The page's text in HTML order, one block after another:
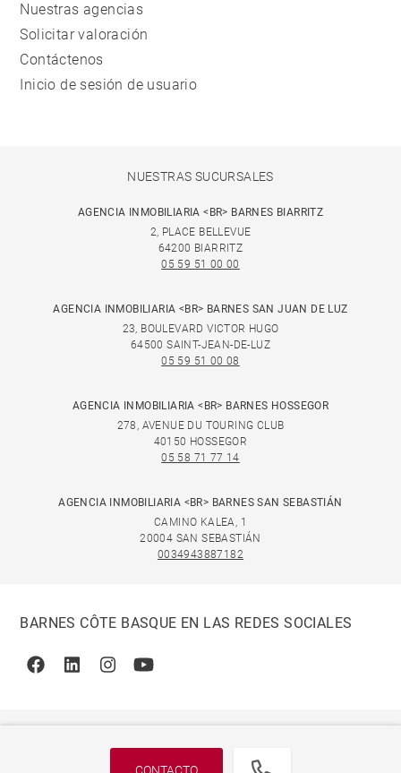
CONTACTO
Nuestras agencias
Solicitar valoración
Contáctenos
Inicio de sesión de usuario
NUESTRAS SUCURSALES
AGENCIA INMOBILIARIA <BR> BARNES BIARRITZ
2, PLACE BELLEVUE
64200 BIARRITZ
05 59 51 00 00
AGENCIA INMOBILIARIA <BR> BARNES SAN JUAN DE LUZ
23, BOULEVARD VICTOR HUGO
64500 SAINT-JEAN-DE-LUZ
05 59 51 00 08
AGENCIA INMOBILIARIA <BR> BARNES HOSSEGOR
278, AVENUE DU TOURING CLUB
40150 HOSSEGOR
05 58 71 77 14
AGENCIA INMOBILIARIA <BR> BARNES SAN SEBASTIÁN
CAMINO KALEA, 1
20004 SAN SEBASTIÁN
0034943887182
BARNES CÔTE BASQUE EN LAS REDES SOCIALES
FacebookLinkedinInstagramYoutube